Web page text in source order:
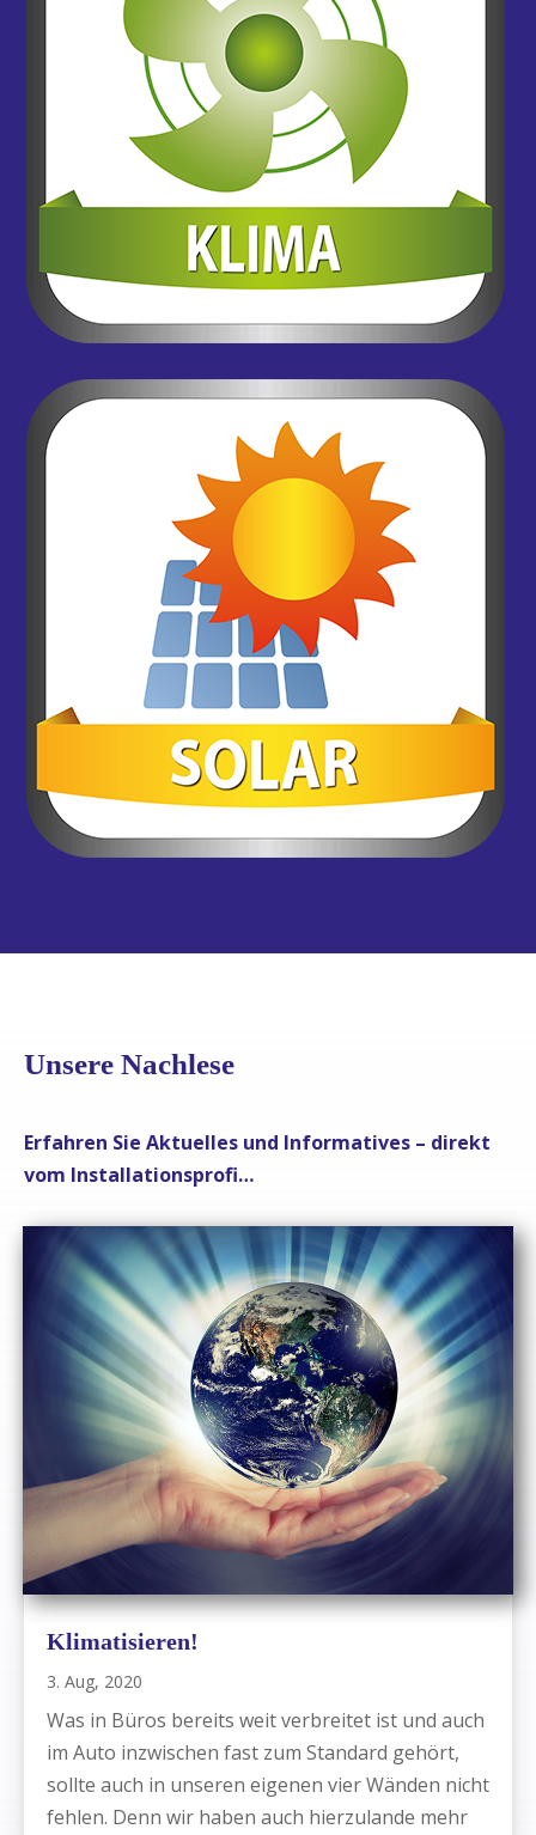
Unsere Nachlese
Erfahren Sie Aktuelles und Informatives – direkt
vom Installationsprofi…
Klimatisieren!
3. Aug, 2020
Was in Büros bereits weit verbreitet ist und auch
im Auto inzwischen fast zum Standard gehört,
sollte auch in unseren eigenen vier Wänden nicht
fehlen. Denn wir haben auch hierzulande mehr